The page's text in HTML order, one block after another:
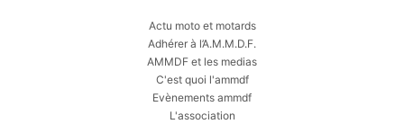
Actu moto et motards
Adhérer à l’A.M.M.D.F.
AMMDF et les medias
C'est quoi l'ammdf
Evènements ammdf
L'association